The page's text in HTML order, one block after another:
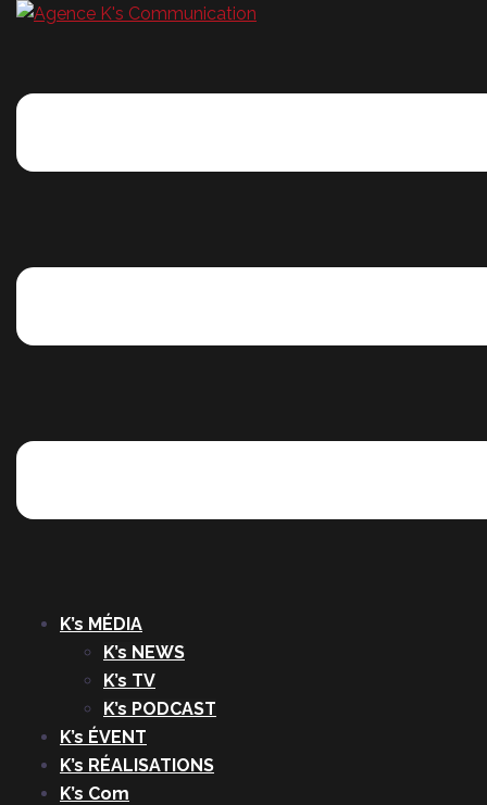
K’s MÉDIA
K’s NEWS
K’s TV
K’s PODCAST
K’s ÉVENT
K’s RÉALISATIONS
K’s Com